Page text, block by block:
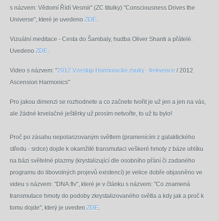
s názvem: Vědomí Řídí Vesmír" (ZC titulky) "Consciousness Drives the
Universe", které je uvedeno ZDE.
Vizuální meditace - Cesta do Šambaly, hudba Oliver Shanti a přátelé.
Uvedeno ZDE.
Video s názvem: "2012 Vzestup Harmonické zvuky - frekvence / 2012
Ascension Harmonics"
Pro jakou dimenzi se rozhodnete a co začnete tvořit je už jen a jen na vás,
ale žádné krvelačné ještěrky už prosím netvořte, to už tu bylo!
Proč po zásahu nepolarizovaným světlem (pramenícím z galaktického
středu - srdce) dojde k okamžité transmutaci veškeré hmoty z báze uhlíku
na bázi světelné plazmy (krystalizující dle osobního přání či zadaného
programu do libovolných projevů existencí) je velice dobře objasněno ve
videu s názvem: "DNA.flv", které je v článku s názvem: "Co znamená
transmutace hmoty do podoby zkrystalizovaného světla a kdy jak a proč k
tomu dojde", který je uveden ZDE.